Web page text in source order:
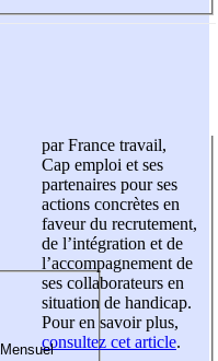
par France travail,
Cap emploi et ses
partenaires pour ses
actions concrètes en
faveur du recrutement,
de l’intégration et de
l’accompagnement de
ses collaborateurs en
situation de handicap.
Pour en savoir plus,
consultez cet article.